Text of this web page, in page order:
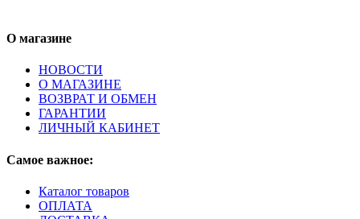
О магазине
НОВОСТИ
О МАГАЗИНЕ
ВОЗВРАТ И ОБМЕН
ГАРАНТИИ
ЛИЧНЫЙ КАБИНЕТ
Самое важное:
Каталог товаров
ОПЛАТА